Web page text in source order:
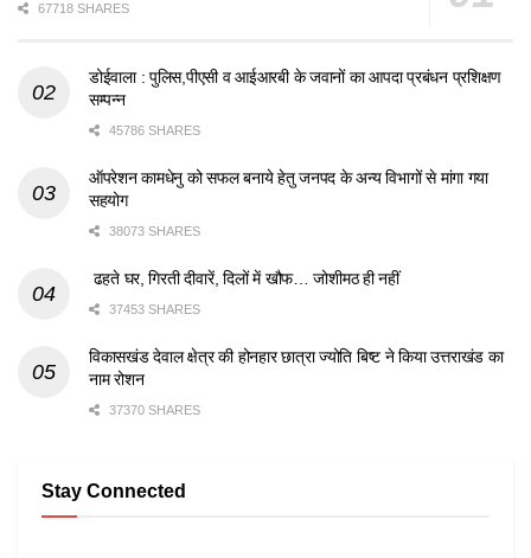
67718 SHARES
डोईवाला : पुलिस,पीएसी व आईआरबी के जवानों का आपदा प्रबंधन प्रशिक्षण
सम्पन्न
45786 SHARES
ऑपरेशन कामधेनु को सफल बनाये हेतु जनपद के अन्य विभागों से मांगा गया
सहयोग
38073 SHARES
ढहते घर, गिरती दीवारें, दिलों में खौफ… जोशीमठ ही नहीं
37453 SHARES
विकासखंड देवाल क्षेत्र की होनहार छात्रा ज्योति बिष्ट ने किया उत्तराखंड का
नाम रोशन
37370 SHARES
Stay Connected